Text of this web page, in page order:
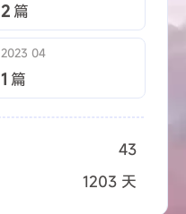
2 篇
2023 04
1 篇
43
1203 天